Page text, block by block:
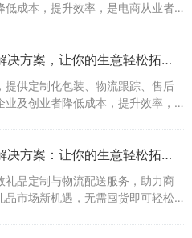
低成本，提升效率，是电商从业者
一站式礼品代发解决方案，让你的生意轻松拓展新边界
提供定制化包装、物流跟踪、售后
及创业者降低成本，提升效率，
一站式礼品代发解决方案：让你的生意轻松拓展新边界
礼品定制与物流配送服务，助力商
品市场新机遇，无需囤货即可轻松